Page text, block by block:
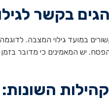
בקשר
נוספים הקשורים במועד גילוי
יש המאמינים כי מדובר בזמן
השונות: